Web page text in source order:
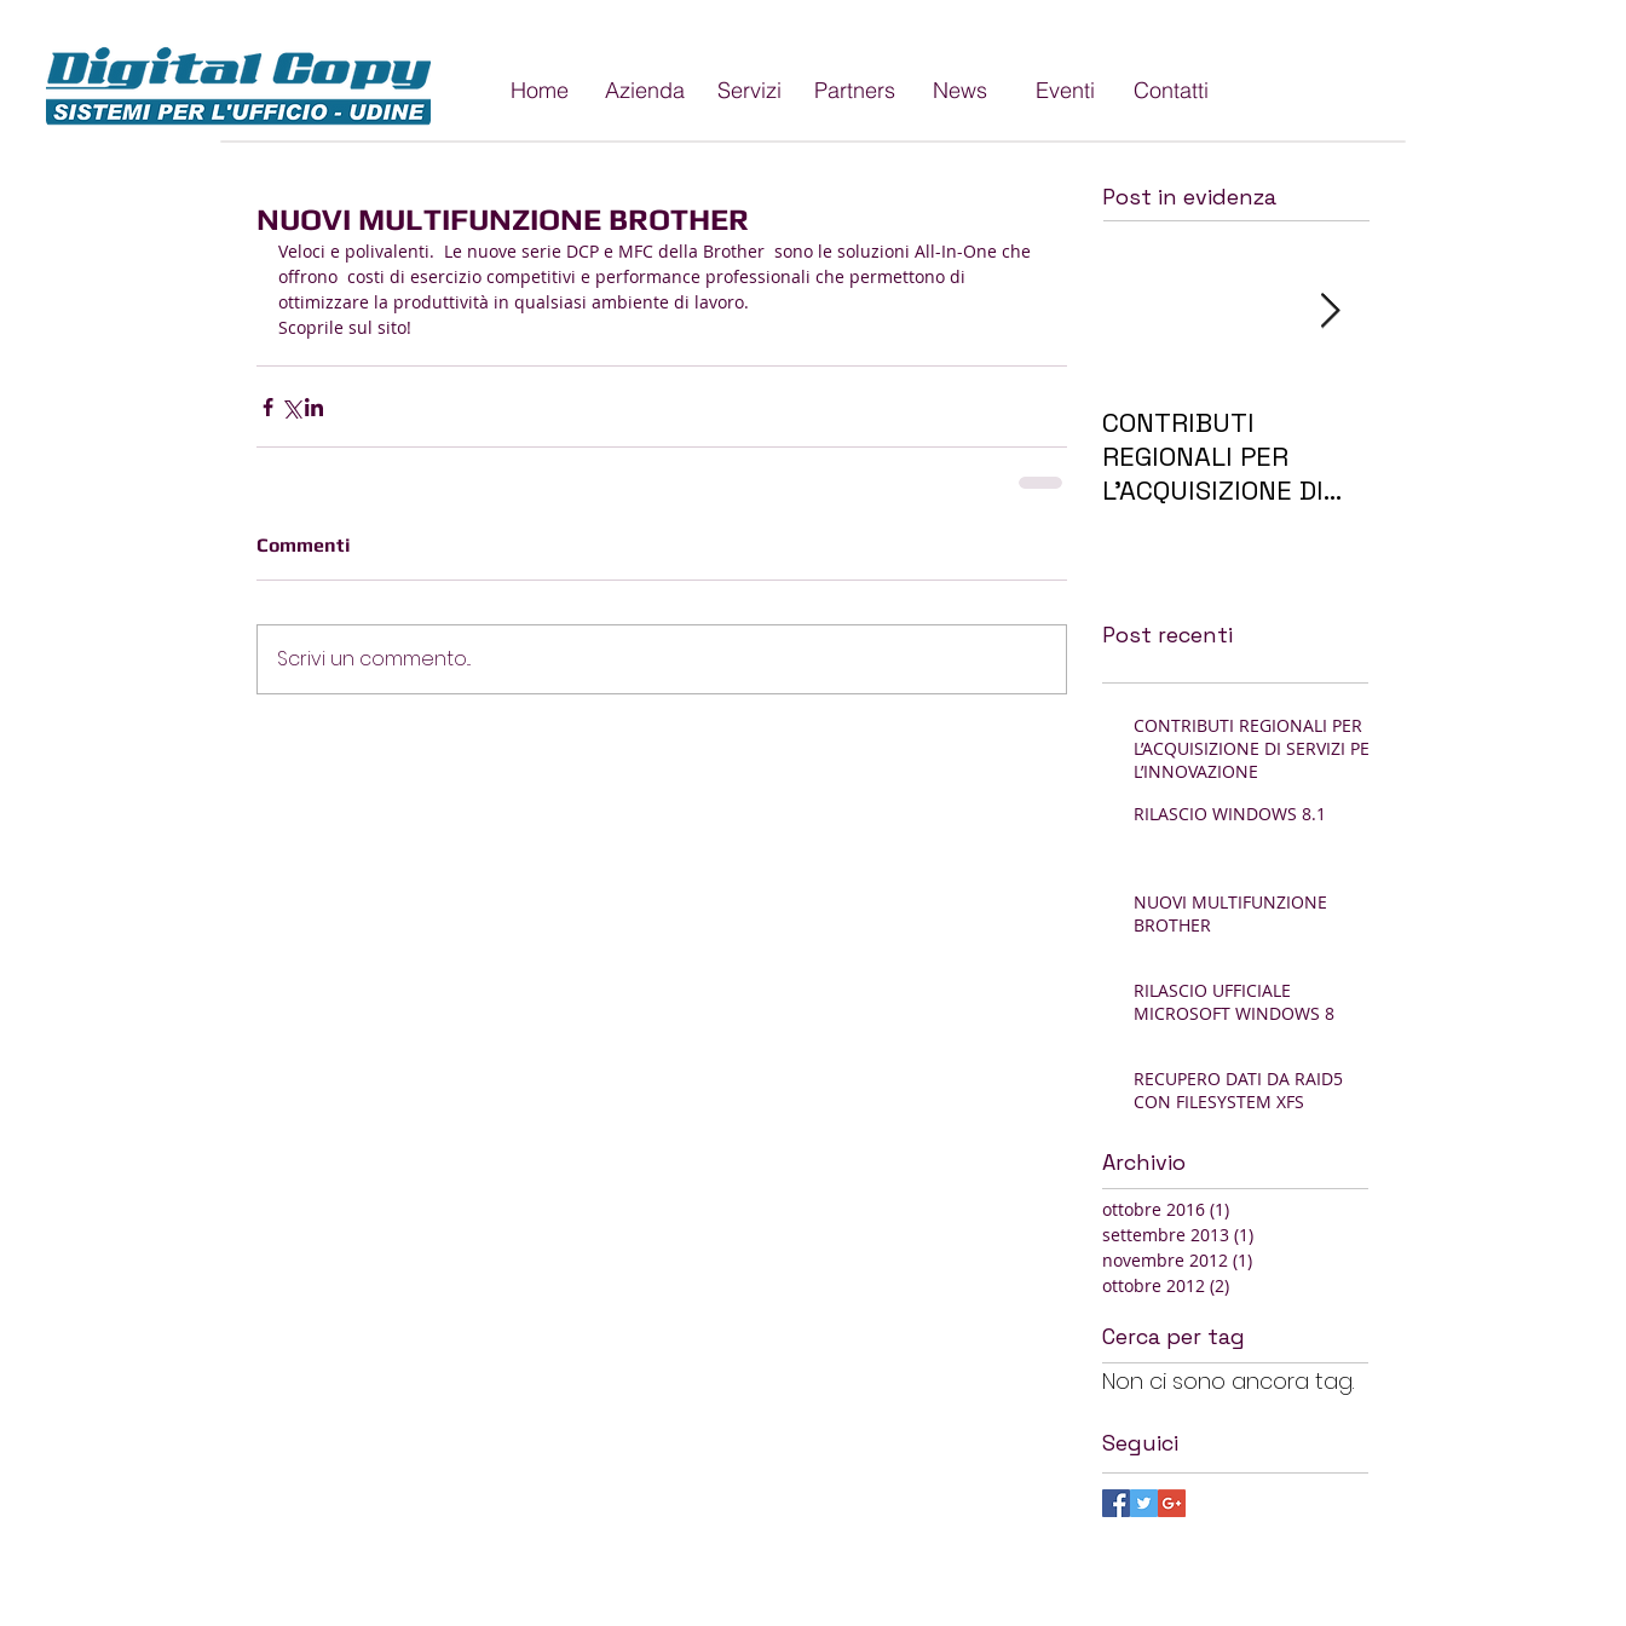
Home Azienda Servizi Partners News Eventi Contatti
NUOVI MULTIFUNZIONE BROTHER
Veloci e polivalenti.  Le nuove serie DCP e MFC della Brother  sono le soluzioni All-In-One che
offrono  costi di esercizio competitivi e performance professionali che permettono di
ottimizzare la produttività in qualsiasi ambiente di lavoro.
Scoprile sul sito!
Commenti
Scrivi un commento...
Post in evidenza
CONTRIBUTI
REGIONALI PER
L’ACQUISIZIONE DI
Post recenti
CONTRIBUTI REGIONALI PER
L’ACQUISIZIONE DI SERVIZI PER
L’INNOVAZIONE
RILASCIO WINDOWS 8.1
NUOVI MULTIFUNZIONE
BROTHER
RILASCIO UFFICIALE
MICROSOFT WINDOWS 8
RECUPERO DATI DA RAID5
CON FILESYSTEM XFS
Archivio
ottobre 2016 (1)
settembre 2013 (1)
novembre 2012 (1)
ottobre 2012 (2)
Cerca per tag
Non ci sono ancora tag.
Seguici